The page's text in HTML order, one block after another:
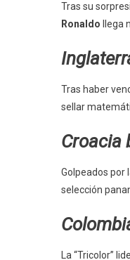
Tras su
Ronaldo llega
Tras haber
sellar
Croacia
Golpeados por
selección
La “Tricolor”